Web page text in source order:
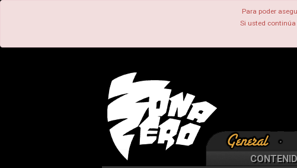
Para poder
Si usted